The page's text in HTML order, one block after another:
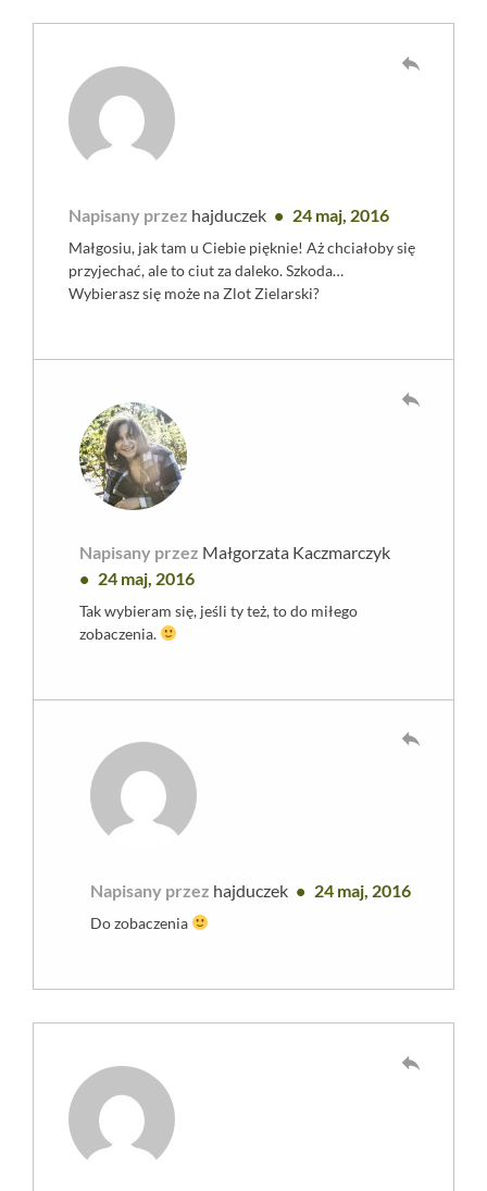
Napisany przez hajduczek 24 maj, 2016
Małgosiu, jak tam u Ciebie pięknie! Aż chciałoby się
przyjechać, ale to ciut za daleko. Szkoda…
Wybierasz się może na Zlot Zielarski?
reply
Napisany przez Małgorzata Kaczmarczyk
24 maj, 2016
Tak wybieram się, jeśli ty też, to do miłego
zobaczenia.
reply
Napisany przez hajduczek 24 maj, 2016
Do zobaczenia
reply
reply